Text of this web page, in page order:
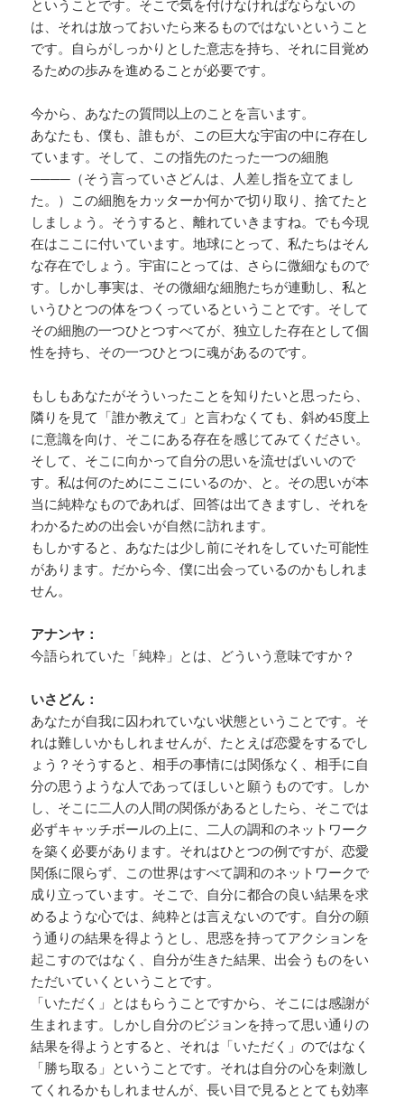
ということです。そこで気を付けなければならないの
は、それは放っておいたら来るものではないということ
です。自らがしっかりとした意志を持ち、それに目覚め
るための歩みを進めることが必要です。
今から、あなたの質問以上のことを言います。
あなたも、僕も、誰もが、この巨大な宇宙の中に存在し
ています。そして、この指先のたった一つの細胞
────（そう言っていさどんは、人差し指を立てまし
た。）この細胞をカッターか何かで切り取り、捨てたと
しましょう。そうすると、離れていきますね。でも今現
在はここに付いています。地球にとって、私たちはそん
な存在でしょう。宇宙にとっては、さらに微細なもので
す。しかし事実は、その微細な細胞たちが連動し、私と
いうひとつの体をつくっているということです。そして
その細胞の一つひとつすべてが、独立した存在として個
性を持ち、その一つひとつに魂があるのです。
もしもあなたがそういったことを知りたいと思ったら、
隣りを見て「誰か教えて」と言わなくても、斜め45度上
に意識を向け、そこにある存在を感じてみてください。
そして、そこに向かって自分の思いを流せばいいので
す。私は何のためにここにいるのか、と。その思いが本
当に純粋なものであれば、回答は出てきますし、それを
わかるための出会いが自然に訪れます。
もしかすると、あなたは少し前にそれをしていた可能性
があります。だから今、僕に出会っているのかもしれま
せん。
アナンヤ：
今語られていた「純粋」とは、どういう意味ですか？
いさどん：
あなたが自我に囚われていない状態ということです。そ
れは難しいかもしれませんが、たとえば恋愛をするでし
ょう？そうすると、相手の事情には関係なく、相手に自
分の思うような人であってほしいと願うものです。しか
し、そこに二人の人間の関係があるとしたら、そこでは
必ずキャッチボールの上に、二人の調和のネットワーク
を築く必要があります。それはひとつの例ですが、恋愛
関係に限らず、この世界はすべて調和のネットワークで
成り立っています。そこで、自分に都合の良い結果を求
めるような心では、純粋とは言えないのです。自分の願
う通りの結果を得ようとし、思惑を持ってアクションを
起こすのではなく、自分が生きた結果、出会うものをい
ただいていくということです。
「いただく」とはもらうことですから、そこには感謝が
生まれます。しかし自分のビジョンを持って思い通りの
結果を得ようとすると、それは「いただく」のではなく
「勝ち取る」ということです。それは自分の心を刺激し
てくれるかもしれませんが、長い目で見るととても効率